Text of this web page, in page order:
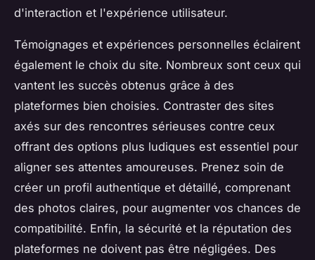
d'interaction et l'expérience utilisateur.
Témoignages et expériences personnelles éclairent
également le choix du site. Nombreux sont ceux qui
vantent les succès obtenus grâce à des
plateformes bien choisies. Contraster des sites
axés sur des rencontres sérieuses contre ceux
offrant des options plus ludiques est essentiel pour
aligner ses attentes amoureuses. Prenez soin de
créer un profil authentique et détaillé, comprenant
des photos claires, pour augmenter vos chances de
compatibilité. Enfin, la sécurité et la réputation des
plateformes ne doivent pas être négligées. Des